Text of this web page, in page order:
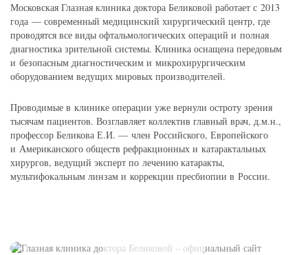
Московская Глазная клиника доктора Беликовой работает с 2013
года — современный медицинский хирургический центр, где
проводятся все виды офтальмологических операций и полная
диагностика зрительной системы. Клиника оснащена передовым
и безопасным диагностическим и микрохирургическим
оборудованием ведущих мировых производителей.
Проводимые в клинике операции уже вернули остроту зрения
тысячам пациентов. Возглавляет коллектив главный врач, д.м.н.,
профессор Беликова Е.И. — член Российского, Европейского
и Американского обществ рефракционных и катарактальных
хирургов, ведущий эксперт по лечению катаракты,
мультифокальным линзам и коррекции пресбиопии в России.